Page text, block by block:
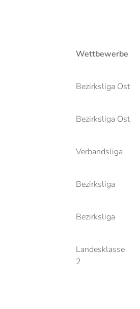
Wettbewerbe
Bezirksliga Ost
Bezirksliga Ost
Verbandsliga
Bezirksliga
Bezirksliga
Landesklasse
2